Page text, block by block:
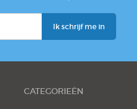
CATEGORIEËN